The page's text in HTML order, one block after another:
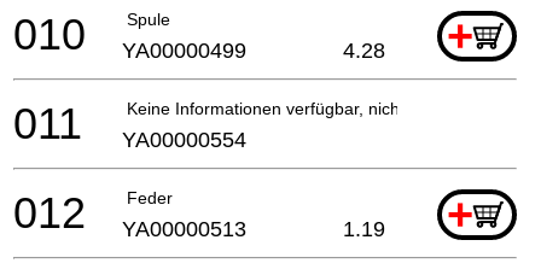
Spule +
010 YA00000499 4.28
Keine Informationen verfügbar, nicht bestellbar
011 YA00000554
Feder +
012 YA00000513 1.19